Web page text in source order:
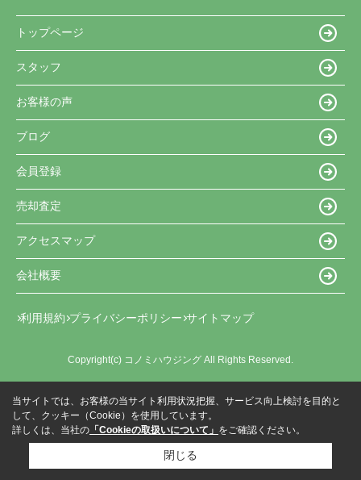
トップページ
スタッフ
お客様の声
ブログ
会員登録
売却査定
アクセスマップ
会社概要
利用規約 プライバシーポリシー サイトマップ
Copyright(c) コノミハウジング All Rights Reserved.
当サイトでは、お客様の当サイト利用状況把握、サービス向上検討を目的と
して、クッキー（Cookie）を使用しています。
詳しくは、当社の 「Cookieの取扱いについて」 をご確認ください。
閉じる